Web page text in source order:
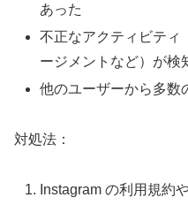
あった
不正なアクティビティ
ージメントなど）が検
他のユーザーから多数
対処法：
Instagram の利用規約